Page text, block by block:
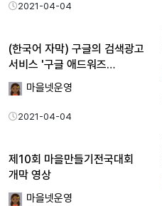
2021-04-04
(한국어 자막) 구글의 검색광고
서비스 '구글 애드워즈…
마을넷운영
2021-04-04
제10회 마을만들기전국대회
개막 영상
마을넷운영